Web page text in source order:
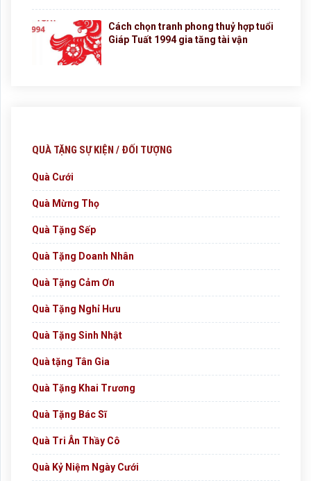
Cách chọn tranh phong thuỷ hợp tuổi
Giáp Tuất 1994 gia tăng tài vận
QUÀ TẶNG SỰ KIỆN / ĐỐI TƯỢNG
Quà Cưới
Quà Mừng Thọ
Quà Tặng Sếp
Quà Tặng Doanh Nhân
Quà Tặng Cảm Ơn
Quà Tặng Nghỉ Hưu
Quà Tặng Sinh Nhật
Quà tặng Tân Gia
Quà Tặng Khai Trương
Quà Tặng Bác Sĩ
Quà Tri Ân Thầy Cô
Quà Kỷ Niệm Ngày Cưới